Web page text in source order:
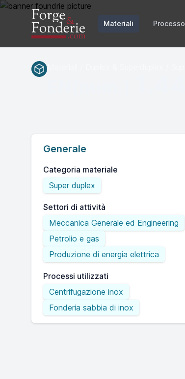
Materiali Processo
Generale
Categoria materiale
Super duplex
Settori di attività
Meccanica Generale ed Engineering
Petrolio e gas
Produzione di energia elettrica
Processi utilizzati
Centrifugazione inox
Fonderia sabbia di inox